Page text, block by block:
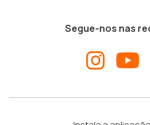
Segue-nos nas